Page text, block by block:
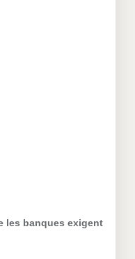
les banques exigent